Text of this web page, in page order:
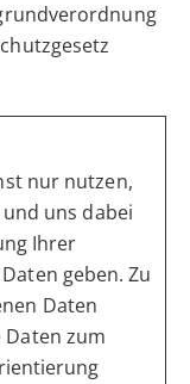
nur nutzen,
uns dabei
Ihrer
geben. Zu
Daten
zum